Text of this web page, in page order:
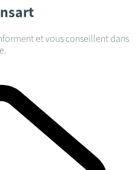
et vous conseillent dans